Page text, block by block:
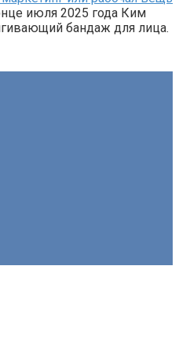
июля 2025 года Ким
бандаж для лица.